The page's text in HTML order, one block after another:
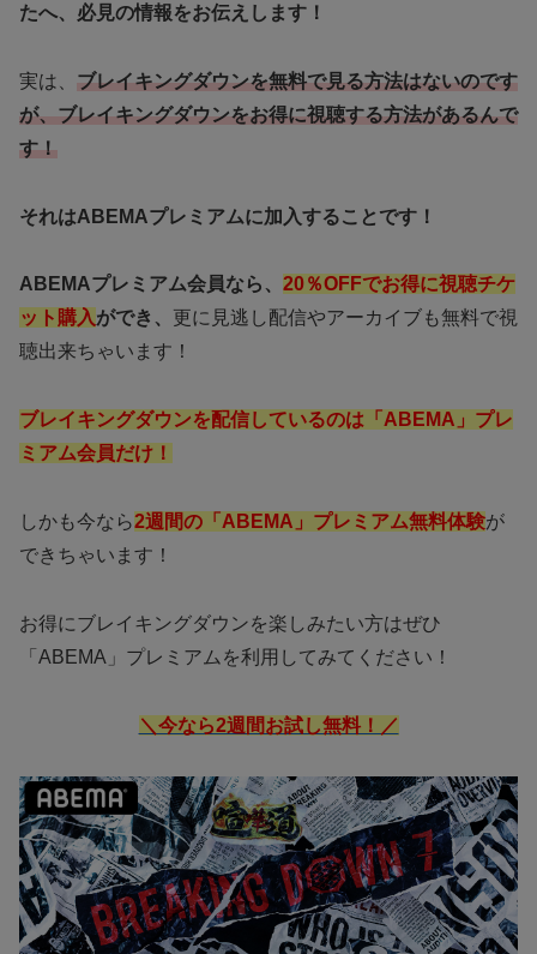
たへ、必見の情報をお伝えします！
実は、 ブレイキングダウンを無料で見る方法はないのです
が、ブレイキングダウンをお得に視聴する方法があるんで
す！
それはABEMAプレミアムに加入することです！
ABEMAプレミアム会員なら、 20％OFFでお得に視聴チケ
ット購入ができ、 更に見逃し配信やアーカイブも無料で視
聴出来ちゃいます！
ブレイキングダウンを配信しているのは「ABEMA」プレ
ミアム会員だけ！
しかも今なら2週間の「ABEMA」プレミアム無料体験が
できちゃいます！
お得にブレイキングダウンを楽しみたい方はぜひ
「ABEMA」プレミアムを利用してみてください！
＼今なら2週間お試し無料！／